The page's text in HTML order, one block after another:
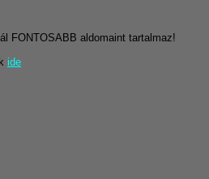
FONTOSABB aldomaint tartalmaz!
ide